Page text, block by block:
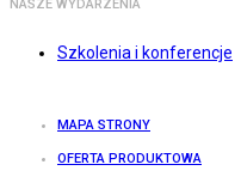
NASZE WYDARZENIA
Szkolenia i konferencje
MAPA STRONY
OFERTA PRODUKTOWA